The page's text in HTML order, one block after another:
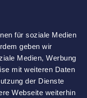
für soziale Medien
geben wir
Medien, Werbung
mit weiteren Daten
der Dienste
Webseite weiterhin